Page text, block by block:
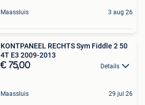
Maassluis 3 aug 26
KONTPANEEL RECHTS Sym Fiddle 2 50
4T E3 2009-2013
€ 75,00 Details
Maassluis 29 jul 26